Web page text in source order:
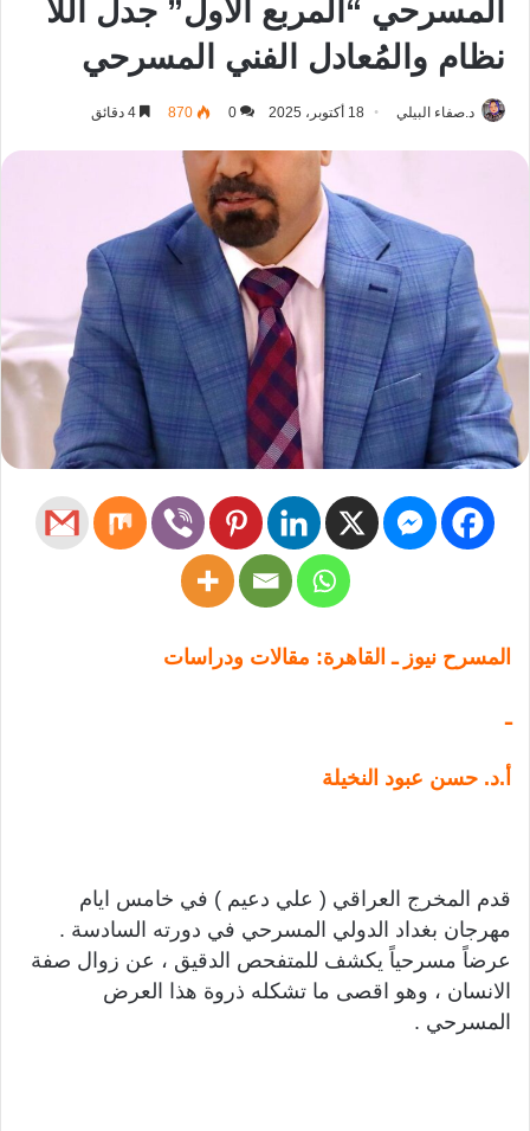
المسرحي “المربع الأول” جدل اللا
نظام والمُعادل الفني المسرحي
د.صفاء البيلي 18 أكتوبر، 2025 0
870
المسرح نيوز ـ القاهرة: مقالات ودراسات
ـ
أ.د. حسن عبود النخيلة
قدم المخرج العراقي ( علي دعيم ) في خامس ايام
مهرجان بغداد الدولي المسرحي في دورته السادسة .
عرضاً مسرحياً يكشف للمتفحص الدقيق ، عن زوال صفة
الانسان ، وهو اقصى ما تشكله ذروة هذا العرض
المسرحي .